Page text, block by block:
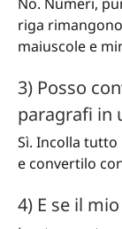
riga
maiuscole e
3) Posso
paragrafi in
Sì. Incolla
e convertilo
4) E se il